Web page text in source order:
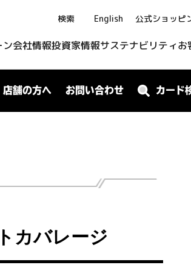
検索 English 公式ショッピ
ン会社情報投資家情報サステナビリティお
店舗の方へ お問い合わせ カード
カバレージ